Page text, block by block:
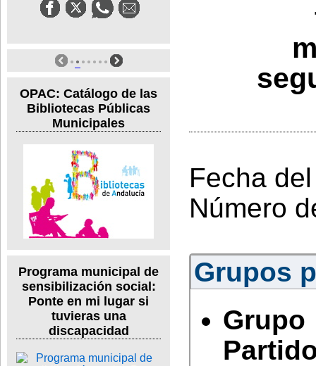
OPAC: Catálogo de las
Bibliotecas Públicas
Municipales
Programa municipal de
sensibilización social:
Ponte en mi lugar si
tuvieras una
discapacidad
Fecha
Número
Grupos